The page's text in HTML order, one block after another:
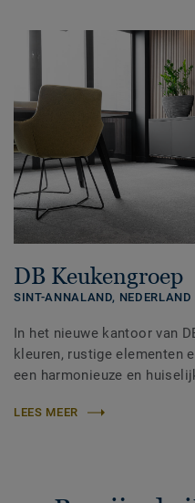
DB Keukengroep
SINT-ANNALAND, NEDERLAND
In het nieuwe kantoor van
kleuren, rustige elementen
een harmonieuze en
LEES MEER